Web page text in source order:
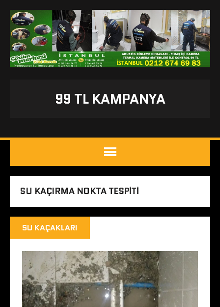
99 TL KAMPANYA
SU KAÇIRMA NOKTA TESPITI
SU KAÇAKLARI